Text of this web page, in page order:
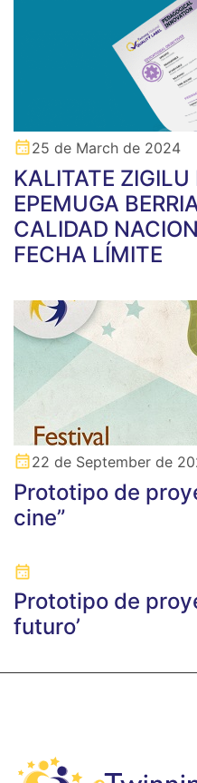
25 de March de 2024
KALITATE
EPEMUGA
CALIDAD
FECHA LÍMITE
22 de September de
Prototipo de
cine”
Prototipo de
futuro’